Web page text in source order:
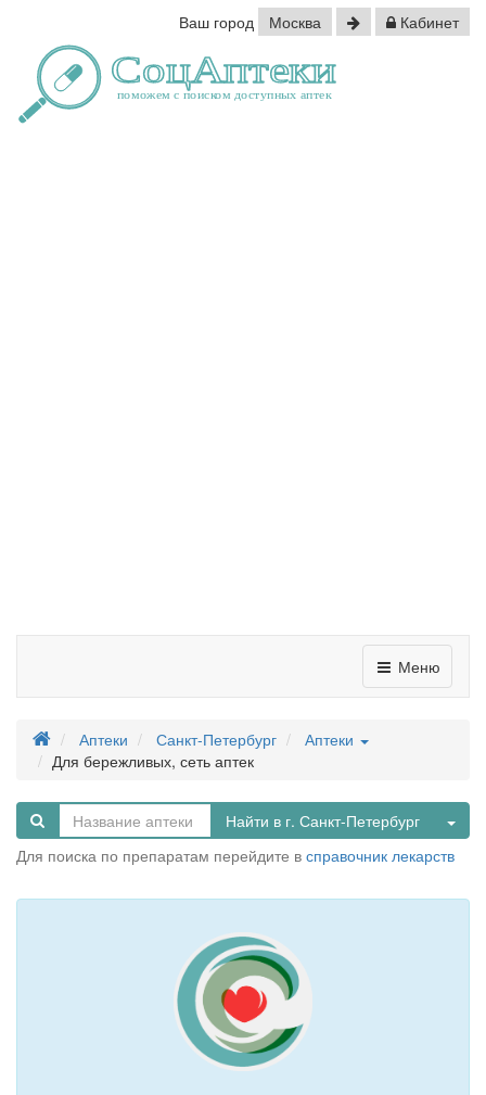
Ваш город Москва Кабинет
Меню
Аптеки Санкт-Петербург
Аптеки
Для бережливых, сеть аптек
Найти в г. Санкт-Петербург
Для поиска по препаратам перейдите в справочник лекарств